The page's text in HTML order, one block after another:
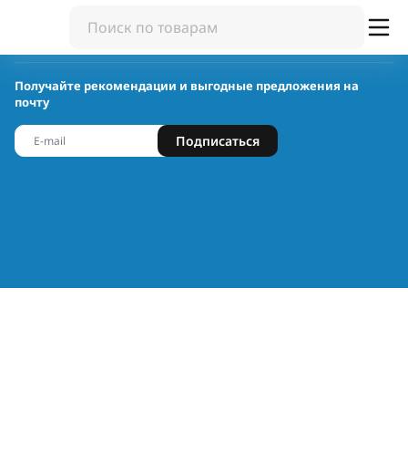
Получайте рекомендации и выгодные предложения на
почту
Подписаться